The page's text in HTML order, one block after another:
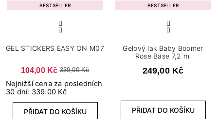
BESTSELLER
GEL STICKERS EASY ON M07
104,00 Kč 339,00 Kč
Nejnižší cena za posledních
30 dní: 339.00 Kč
PŘIDAT DO KOŠÍKU
BESTSELLER
Gelový lak Baby Boomer
Rose Base 7,2 ml
249,00 Kč
PŘIDAT DO KOŠÍKU